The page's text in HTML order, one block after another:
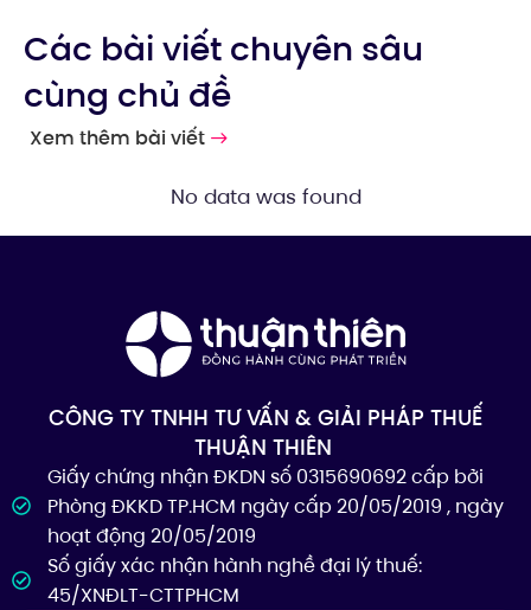
Các bài viết chuyên sâu
cùng chủ đề
Xem thêm bài viết
No data was found
CÔNG TY TNHH TƯ VẤN & GIẢI PHÁP THUẾ
THUẬN THIÊN
Giấy chứng nhận ĐKDN số 0315690692 cấp bởi
Phòng ĐKKD TP.HCM ngày cấp 20/05/2019 , ngày
hoạt động 20/05/2019
Số giấy xác nhận hành nghề đại lý thuế:
45/XNĐLT-CTTPHCM